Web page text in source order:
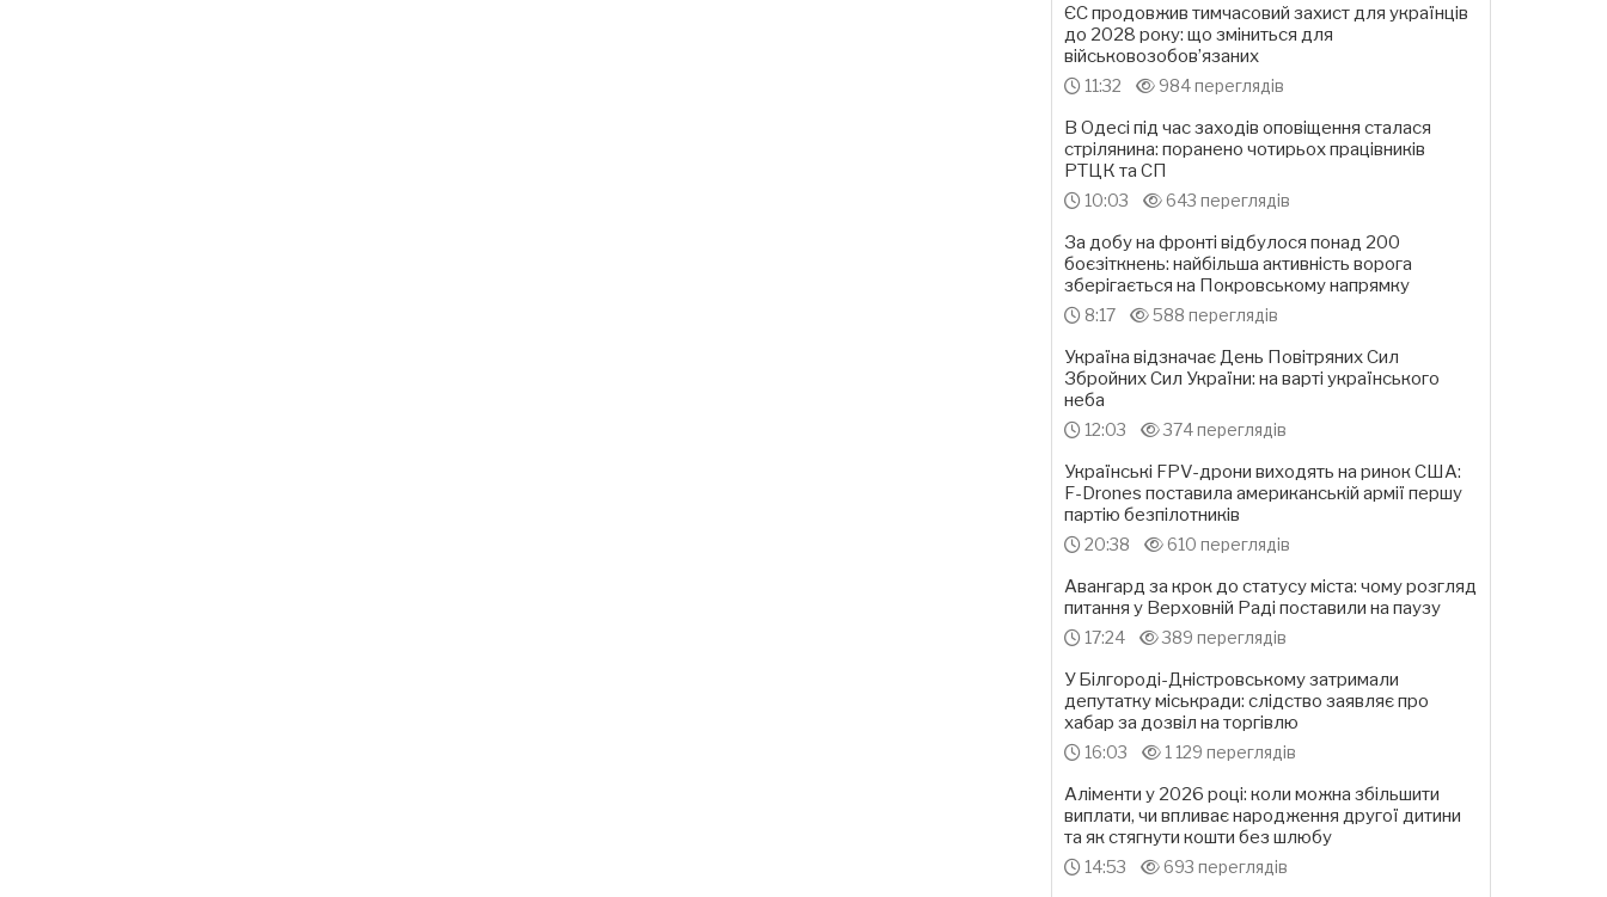
ЄС продовжив тимчасовий захист для українців
до 2028 року: що зміниться для
військовозобов’язаних
11:32 984 переглядів
В Одесі під час заходів оповіщення сталася
стрілянина: поранено чотирьох працівників
РТЦК та СП
10:03 643 переглядів
За добу на фронті відбулося понад 200
боєзіткнень: найбільша активність ворога
зберігається на Покровському напрямку
8:17 588 переглядів
Україна відзначає День Повітряних Сил
Збройних Сил України: на варті українського
неба
12:03 374 переглядів
Українські FPV-дрони виходять на ринок США:
F-Drones поставила американській армії першу
партію безпілотників
20:38 610 переглядів
Авангард за крок до статусу міста: чому розгляд
питання у Верховній Раді поставили на паузу
17:24 389 переглядів
У Білгороді-Дністровському затримали
депутатку міськради: слідство заявляє про
хабар за дозвіл на торгівлю
16:03 1 129 переглядів
Аліменти у 2026 році: коли можна збільшити
виплати, чи впливає народження другої дитини
та як стягнути кошти без шлюбу
14:53 693 переглядів